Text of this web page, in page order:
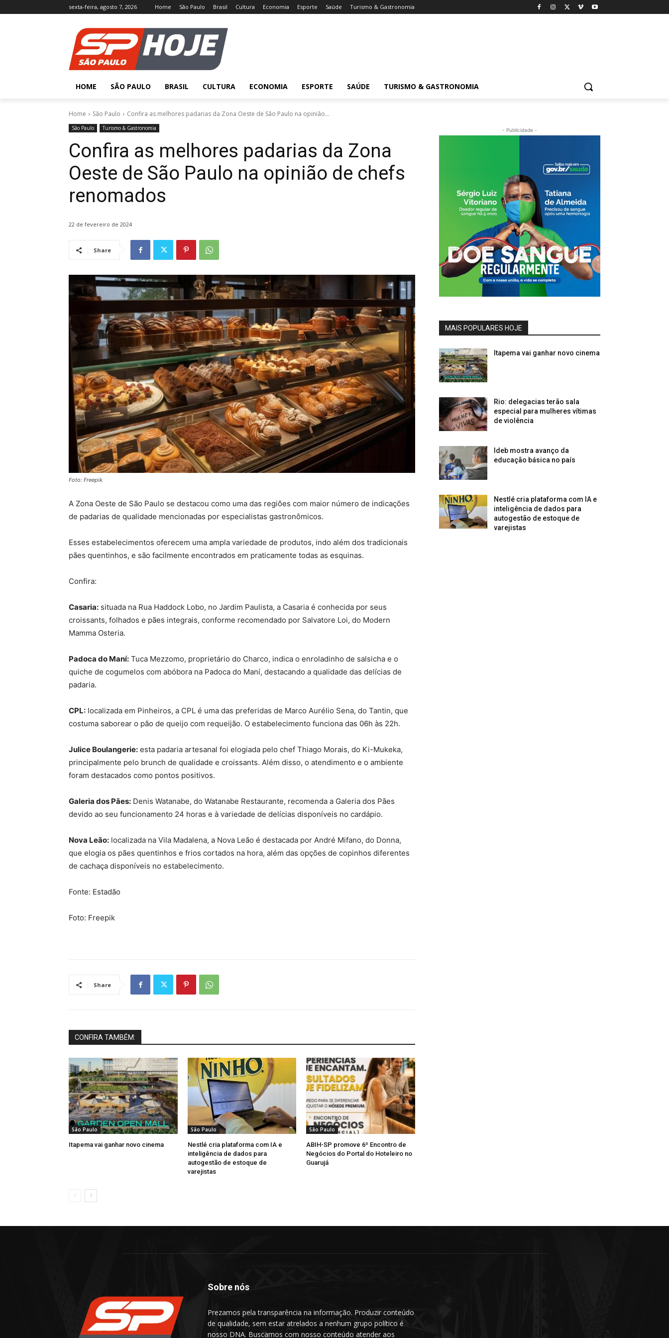
sexta-feira, agosto 7, 2026 Home São Paulo Brasil Cultura Economia Esporte Saúde Turismo & Gastronomia
HOME SÃO PAULO BRASIL CULTURA ECONOMIA ESPORTE SAÚDE TURISMO & GASTRONOMIA
Home São Paulo Confira as melhores padarias da Zona Oeste de São Paulo na opinião...
São Paulo Turismo & Gastronomia
Confira as melhores padarias da Zona
Oeste de São Paulo na opinião de chefs
renomados
22 de fevereiro de 2024
Share
Foto: Freepik
A Zona Oeste de São Paulo se destacou como uma das regiões com maior número de indicações
de padarias de qualidade mencionadas por especialistas gastronômicos.
Esses estabelecimentos oferecem uma ampla variedade de produtos, indo além dos tradicionais
pães quentinhos, e são facilmente encontrados em praticamente todas as esquinas.
Confira:
Casaria: situada na Rua Haddock Lobo, no Jardim Paulista, a Casaria é conhecida por seus
croissants, folhados e pães integrais, conforme recomendado por Salvatore Loi, do Modern
Mamma Osteria.
Padoca do Maní: Tuca Mezzomo, proprietário do Charco, indica o enroladinho de salsicha e o
quiche de cogumelos com abóbora na Padoca do Maní, destacando a qualidade das delícias de
padaria.
CPL: localizada em Pinheiros, a CPL é uma das preferidas de Marco Aurélio Sena, do Tantin, que
costuma saborear o pão de queijo com requeijão. O estabelecimento funciona das 06h às 22h.
Julice Boulangerie: esta padaria artesanal foi elogiada pelo chef Thiago Morais, do Ki-Mukeka,
principalmente pelo brunch de qualidade e croissants. Além disso, o atendimento e o ambiente
foram destacados como pontos positivos.
Galeria dos Pães: Denis Watanabe, do Watanabe Restaurante, recomenda a Galeria dos Pães
devido ao seu funcionamento 24 horas e à variedade de delícias disponíveis no cardápio.
Nova Leão: localizada na Vila Madalena, a Nova Leão é destacada por André Mifano, do Donna,
que elogia os pães quentinhos e frios cortados na hora, além das opções de copinhos diferentes
de cachaça disponíveis no estabelecimento.
Fonte: Estadão
Foto: Freepik
Share
CONFIRA TAMBÉM:
São Paulo
Itapema vai ganhar novo cinema
São Paulo
Nestlé cria plataforma com IA e
inteligência de dados para
autogestão de estoque de
varejistas
São Paulo
ABIH-SP promove 6º Encontro de
Negócios do Portal do Hoteleiro no
Guarujá
- Publicidade -
MAIS POPULARES HOJE
Itapema vai ganhar novo cinema
Rio: delegacias terão sala
especial para mulheres vítimas
de violência
Ideb mostra avanço da
educação básica no país
Nestlé cria plataforma com IA e
inteligência de dados para
autogestão de estoque de
varejistas
Sobre nós
Prezamos pela transparência na informação. Produzir conteúdo
de qualidade, sem estar atrelados a nenhum grupo político é
nosso DNA. Buscamos com nosso conteúdo atender aos